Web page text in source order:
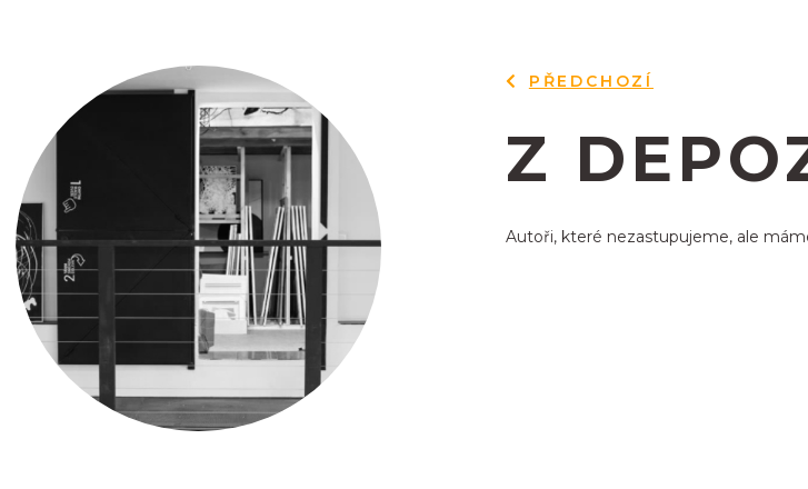
PŘEDCHOZÍ
Z
Autoři, které nezastupujeme, ale